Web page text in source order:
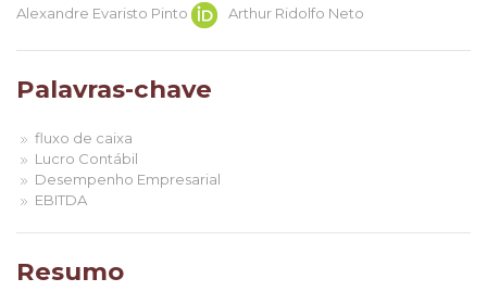
Alexandre Evaristo Pinto Arthur Ridolfo Neto
Palavras-chave
fluxo de caixa
Lucro Contábil
Desempenho Empresarial
EBITDA
Resumo